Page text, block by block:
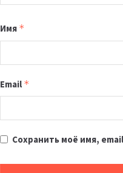
Имя *
Email *
Сохранить моё имя,